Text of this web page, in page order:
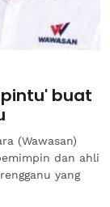
buat
(Wawasan)
dan ahli
yang